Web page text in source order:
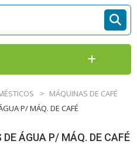
> MÁQUINAS DE CAFÉ
P/ MÁQ. DE CAFÉ
ÁGUA P/ MÁQ. DE CAFÉ